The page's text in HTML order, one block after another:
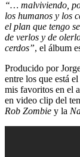
“… malviviendo,
los humanos y los
el plan que tengo
de verlos y de
cerdos”, el álbum
Producido por
entre los que está
mis favoritos en el
en video clip del
Rob Zombie y la